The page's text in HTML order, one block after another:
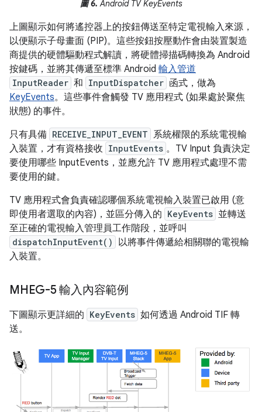
圖 6. Android TV KeyEvents
上圖顯示如何將遙控器上的按鈕傳送至特定電視輸入來源，
以便顯示子母畫面 (PIP)。這些按鈕按壓動作會由裝置製造
商提供的硬體驅動程式解讀，將硬體掃描碼轉換為 Android
按鍵碼，並將其傳遞至標準 Android 輸入管道
InputReader 和 InputDispatcher 函式，做為
KeyEvents。這些事件會觸發 TV 應用程式 (如果處於聚焦
狀態) 的事件。
只有具備 RECEIVE_INPUT_EVENT 系統權限的系統電視輸
入裝置，才有資格接收 InputEvents 。TV Input 負責決定
要使用哪些 InputEvents，並應允許 TV 應用程式處理不需
要使用的鍵。
TV 應用程式會負責確認哪個系統電視輸入裝置已啟用 (意
即使用者選取的內容)，並區分傳入的 KeyEvents 並轉送
至正確的電視輸入管理員工作階段，並呼叫
dispatchInputEvent()
以將事件傳遞給相關聯的電視輸
入裝置。
MHEG-5 輸入內容範例
下圖顯示更詳細的 KeyEvents 如何透過 Android TIF 轉
送。